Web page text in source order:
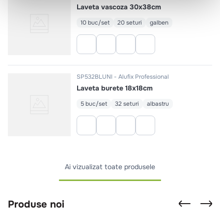
Laveta vascoza 30х38сm
10 buc/set 20 seturi galben
SP532BLUNI Alufix Professional
Laveta burete 18х18сm
5 buc/set 32 seturi albastru
Ai vizualizat toate produsele
Produse noi